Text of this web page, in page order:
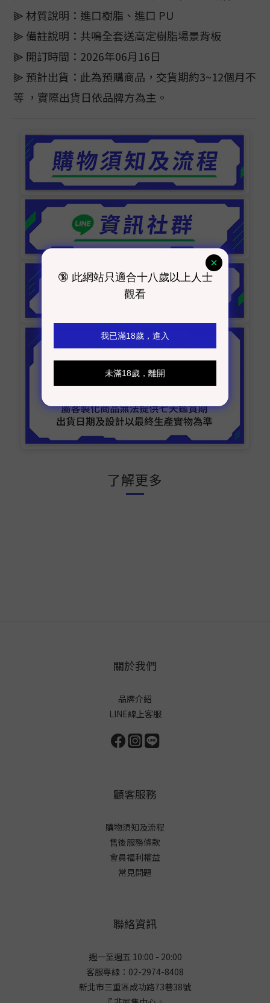
⫸ 材質說明：進口樹脂、進口 PU
⫸ 備註說明：共鳴全套送高定樹脂場景背板
⫸ 開訂時間：2026年06月16日
⫸ 預計出貨：此為預購商品，交貨期約3~12個月不
等 ，實際出貨日依品牌方為主。
了解更多
關於我們
品牌介紹
LINE線上客服
顧客服務
購物須知及流程
售後服務條款
會員福利權益
常見問題
聯絡資訊
週一至週五 10:00 - 20:00
客服專線：02-2974-8408
新北市三重區成功路73巷38號